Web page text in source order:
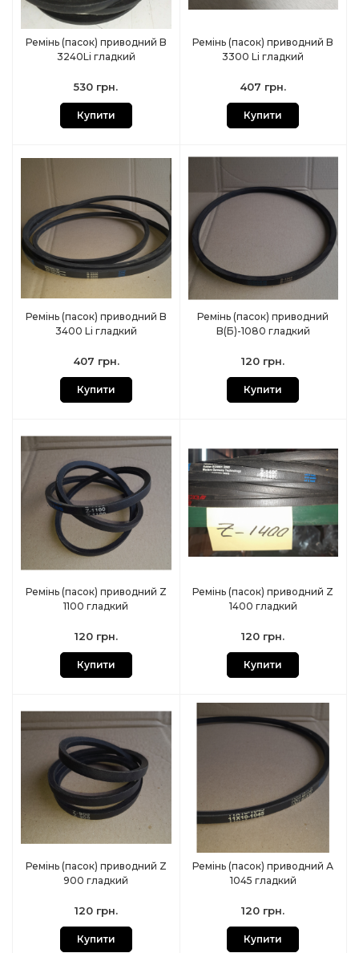
Ремінь (пасок) приводний B
3240Li гладкий
530 грн.
Купити
Ремінь (пасок) приводний B
3300 Li гладкий
407 грн.
Купити
Ремінь (пасок) приводний B
3400 Li гладкий
407 грн.
Купити
Ремінь (пасок) приводний
B(Б)-1080 гладкий
120 грн.
Купити
Ремінь (пасок) приводний Z
1100 гладкий
120 грн.
Купити
Ремінь (пасок) приводний Z
1400 гладкий
120 грн.
Купити
Ремінь (пасок) приводний Z
900 гладкий
120 грн.
Купити
Ремінь (пасок) приводний А
1045 гладкий
120 грн.
Купити